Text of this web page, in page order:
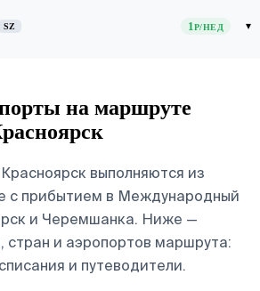
SZ 1Р/НЕД ▾
на маршруте
выполняются из
с прибытием в Международный
и Черемшанка. Ниже —
стран и аэропортов маршрута:
и путеводители.